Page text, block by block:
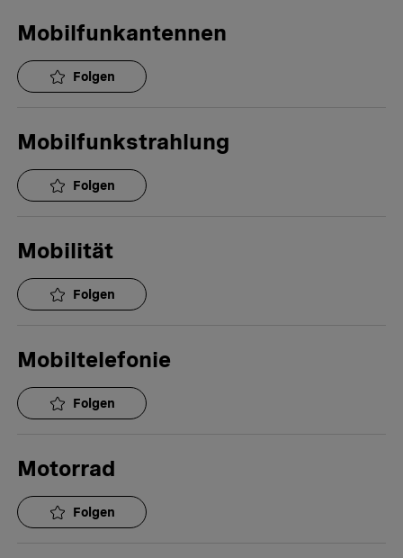
Mobilfunkantennen
Folgen
Mobilfunkstrahlung
Folgen
Mobilität
Folgen
Mobiltelefonie
Folgen
Motorrad
Folgen